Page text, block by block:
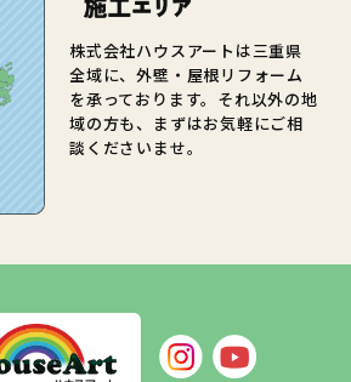
株式会社ハウスアートは三重県
全域に、外壁・屋根リフォーム
を承っております。それ以外の地
域の方も、まずはお気軽にご相
談くださいませ。